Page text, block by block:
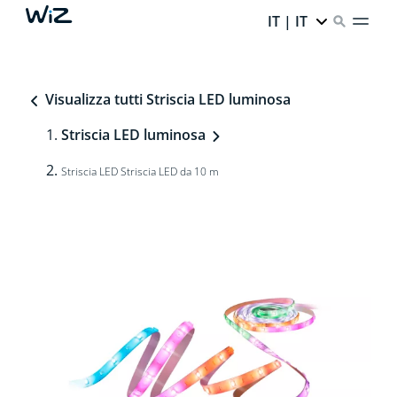
IT | IT
Visualizza tutti Striscia LED luminosa
Striscia LED luminosa
Striscia LED Striscia LED da 10 m